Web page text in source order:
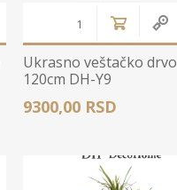
Ukrasno veštačko drvo
120cm DH-Y9
9300,00 RSD